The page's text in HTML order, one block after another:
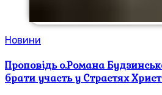
Новини
Проповідь о.Романа
брати участь у Страстях